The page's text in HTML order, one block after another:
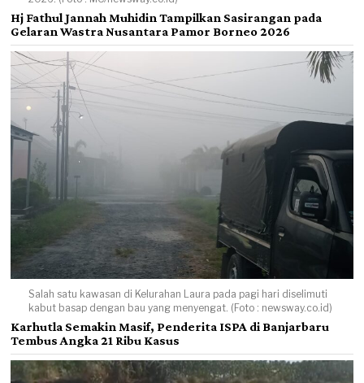
Hj Fathul Jannah Muhidin Tampilkan Sasirangan pada
Gelaran Wastra Nusantara Pamor Borneo 2026
Salah satu kawasan di Kelurahan Laura pada pagi hari diselimuti
kabut basap dengan bau yang menyengat. (Foto : newsway.co.id)
Karhutla Semakin Masif, Penderita ISPA di Banjarbaru
Tembus Angka 21 Ribu Kasus